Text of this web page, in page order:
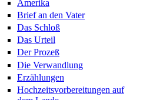
Amerika
Brief an den Vater
Das Schloß
Das Urteil
Der Prozeß
Die Verwandlung
Erzählungen
Hochzeitsvorbereitungen auf